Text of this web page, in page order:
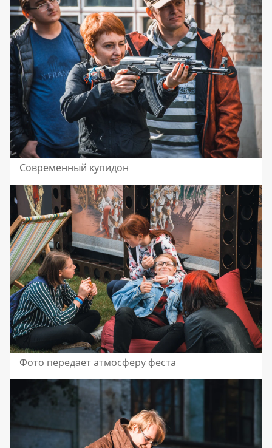
Современный купидон
Фото передает атмосферу феста